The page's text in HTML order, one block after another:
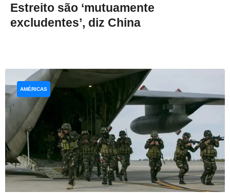
Estreito são ‘mutuamente
excludentes’, diz China
AMÉRICAS